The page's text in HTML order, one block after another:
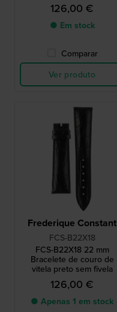
126,00 €
● Em stock
Comparar
Ver produto
Frederique Constant
FCS-B22X18
FCS-B22X18 22 mm
Bracelete de couro de
vitela preto sem fivela
126,00 €
● Apenas 1 em stock